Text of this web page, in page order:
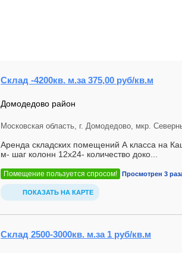
Склад -4200кв. м.за 375,00 руб/кв.м
Домодедово район
Московская область, г. Домодедово, мкр.
Аренда складских помещений А класса на
м- шаг колонн 12х24- количество доко...
Помещение пользуется спросом! Просмотрен 3
ПОКАЗАТЬ НА КАРТЕ
Склад 2500-3000кв. м.за 1 руб/кв.м